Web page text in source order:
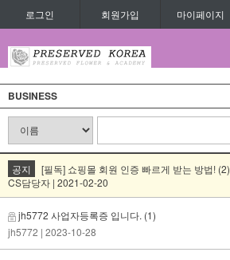
로그인 회원가입 마이페이지
BUSINESS
공지
[필독] 쇼핑몰 회원 인증 빠르게 받는 방법! (2)
CS담당자 | 2021-02-20
jh5772 사업자등록증 입니다. (1)
jh5772 | 2023-10-28